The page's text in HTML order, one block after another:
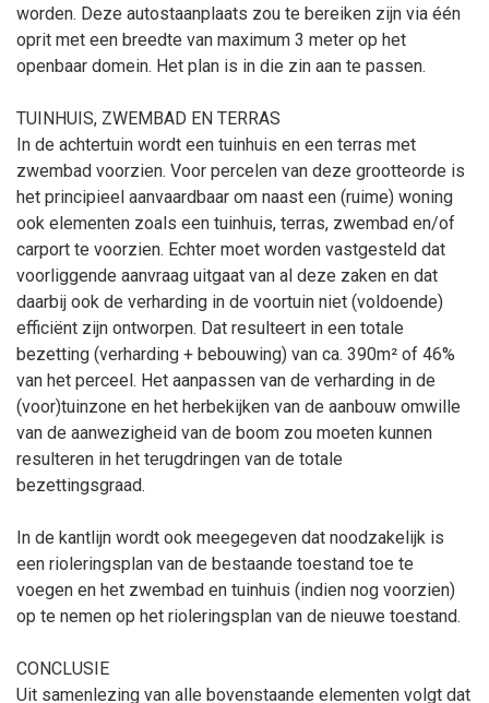
worden. Deze autostaanplaats zou te bereiken zijn via één
oprit met een breedte van maximum 3 meter op het
openbaar domein. Het plan is in die zin aan te passen.
TUINHUIS, ZWEMBAD EN TERRAS
In de achtertuin wordt een tuinhuis en een terras met
zwembad voorzien. Voor percelen van deze grootteorde is
het principieel aanvaardbaar om naast een (ruime) woning
ook elementen zoals een tuinhuis, terras, zwembad en/of
carport te voorzien. Echter moet worden vastgesteld dat
voorliggende aanvraag uitgaat van al deze zaken en dat
daarbij ook de verharding in de voortuin niet (voldoende)
efficiënt zijn ontworpen. Dat resulteert in een totale
bezetting (verharding + bebouwing) van ca. 390m² of 46%
van het perceel. Het aanpassen van de verharding in de
(voor)tuinzone en het herbekijken van de aanbouw omwille
van de aanwezigheid van de boom zou moeten kunnen
resulteren in het terugdringen van de totale
bezettingsgraad.
In de kantlijn wordt ook meegegeven dat noodzakelijk is
een rioleringsplan van de bestaande toestand toe te
voegen en het zwembad en tuinhuis (indien nog voorzien)
op te nemen op het rioleringsplan van de nieuwe toestand.
CONCLUSIE
Uit samenlezing van alle bovenstaande elementen volgt dat